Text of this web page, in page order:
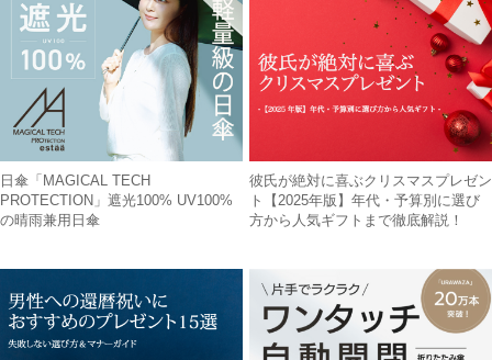
日傘「MAGICAL TECH
PROTECTION」遮光100% UV100%
の晴雨兼用日傘
彼氏が絶対に喜ぶクリスマスプレゼン
ト【2025年版】年代・予算別に選び
方から人気ギフトまで徹底解説！